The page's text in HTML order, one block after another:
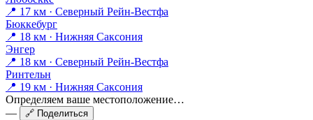
📍 17 км · Северный Рейн-Вестфа
Бюккебург
📍 18 км · Нижняя Саксония
Энгер
📍 18 км · Северный Рейн-Вестфа
Ринтельн
📍 19 км · Нижняя Саксония
Определяем ваше местоположение…
—
🔗 Поделиться